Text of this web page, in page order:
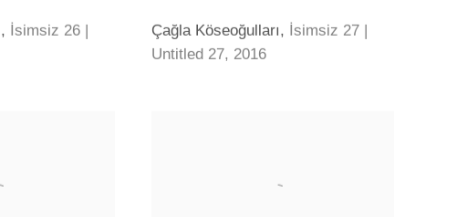
, İsimsiz 26 |
Çağla Köseoğulları, İsimsiz 27 |
Untitled 27, 2016